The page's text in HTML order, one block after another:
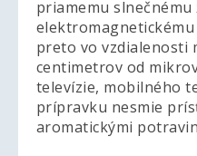
priamemu
preto vo vzdialenosti
centimetrov od
televízie, mobilného
prípravku nesmie
aromatickými